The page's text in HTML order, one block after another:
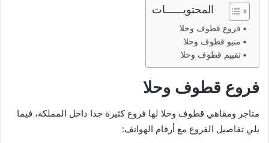
المحتويــــــات
فروع قطوف وحلا
منيو قطوف وحلا
تقييم قطوف وحلا
فروع قطوف وحلا
متاجر ومقاهي قطوف وحلا لها فروع كثيرة جدا داخل المملكة، فيما
يلي تفاصيل الفروع مع أرقام الهواتف: